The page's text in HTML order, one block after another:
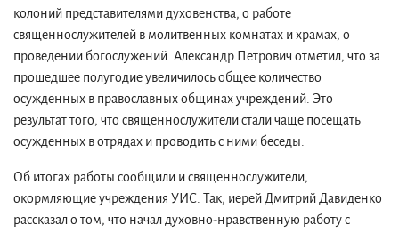
колоний представителями духовенства, о работе
священнослужителей в молитвенных комнатах и храмах, о
проведении богослужений. Александр Петрович отметил, что за
прошедшее полугодие увеличилось общее количество
осужденных в православных общинах учреждений. Это
результат того, что священнослужители стали чаще посещать
осужденных в отрядах и проводить с ними беседы.
Об итогах работы сообщили и священнослужители,
окормляющие учреждения УИС. Так, иерей Дмитрий Давиденко
рассказал о том, что начал духовно-нравственную работу с